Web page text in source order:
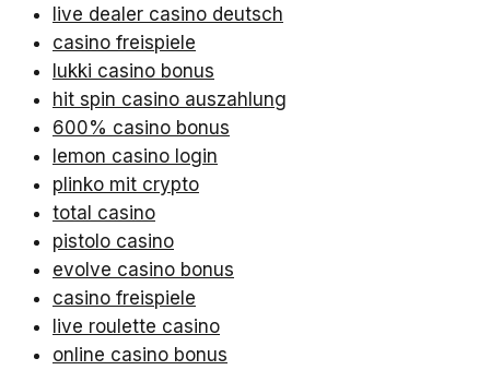
live dealer casino deutsch
casino freispiele
lukki casino bonus
hit spin casino auszahlung
600% casino bonus
lemon casino login
plinko mit crypto
total casino
pistolo casino
evolve casino bonus
casino freispiele
live roulette casino
online casino bonus